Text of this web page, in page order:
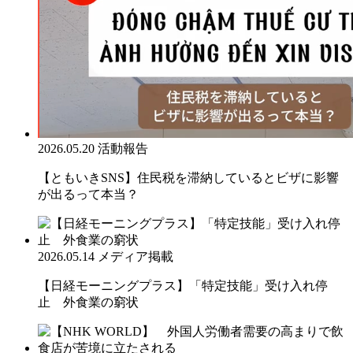
2026.05.20 活動報告
【ともいきSNS】住民税を滞納しているとビザに影響
が出るって本当？
2026.05.14 メディア掲載
【日経モーニングプラス】「特定技能」受け入れ停
止 外食業の窮状